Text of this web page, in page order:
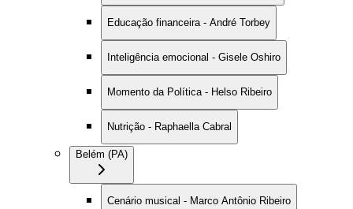
Educação financeira - André Torbey
Inteligência emocional - Gisele Oshiro
Momento da Política - Helso Ribeiro
Nutrição - Raphaella Cabral
Belém (PA)
Cenário musical - Marco Antônio Ribeiro